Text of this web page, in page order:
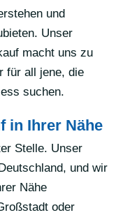
und
Unser
macht uns zu
für all jene, die
suchen.
in Ihrer Nähe
Stelle. Unser
und wir
Nähe
oder